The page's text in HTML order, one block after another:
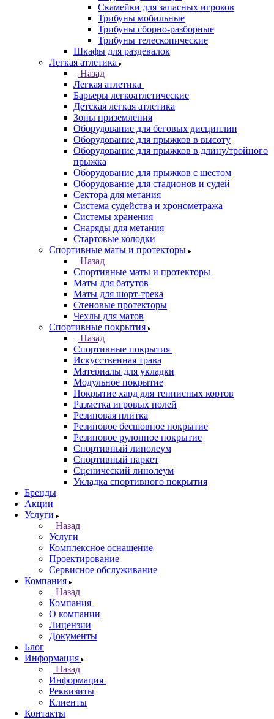
Скамейки для запасных игроков
Трибуны мобильные
Трибуны сборно-разборные
Трибуны телескопические
Шкафы для раздевалок
Легкая атлетика
Назад
Легкая атлетика
Барьеры легкоатлетические
Детская легкая атлетика
Зоны приземления
Оборудование для беговых дисциплин
Оборудование для прыжков в высоту
Оборудование для прыжков в длину/тройного
прыжка
Оборудование для прыжков с шестом
Оборудование для стадионов и судей
Сектора для метания
Система судейства и хронометража
Системы хранения
Снаряды для метания
Стартовые колодки
Спортивные маты и протекторы
Назад
Спортивные маты и протекторы
Маты для батутов
Маты для шорт-трека
Стеновые протекторы
Чехлы для матов
Спортивные покрытия
Назад
Спортивные покрытия
Искусственная трава
Материалы для укладки
Модульное покрытие
Покрытие хард для теннисных кортов
Разметка игровых полей
Резиновая плитка
Резиновое бесшовное покрытие
Резиновое рулонное покрытие
Спортивный линолеум
Спортивный паркет
Сценический линолеум
Укладка спортивного покрытия
Бренды
Акции
Услуги
Назад
Услуги
Комплексное оснащение
Проектирование
Сервисное обслуживание
Компания
Назад
Компания
О компании
Лицензии
Документы
Блог
Информация
Назад
Информация
Реквизиты
Клиенты
Контакты